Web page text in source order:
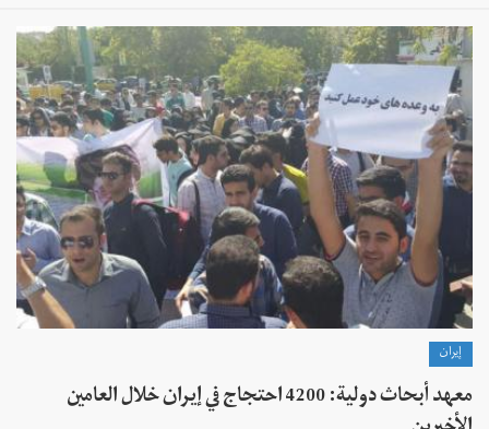
إيران
معهد أبحاث دولية: 4200 احتجاج في إيران خلال العامين